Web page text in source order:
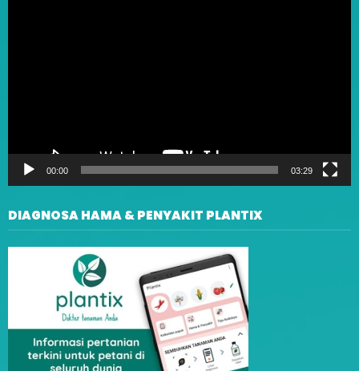
00:00 03:29
DIAGNOSA HAMA & PENYAKIT PLANTIX